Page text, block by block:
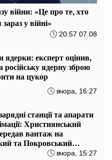
війни: «Це про те, хто
у війні»
20:57 07.08
експерт оцінив,
ядерну зброю
на цукор
вчора, 16:27
станції та апарати
Християнський
вантаж на
та Покровський
вчора, 15:27